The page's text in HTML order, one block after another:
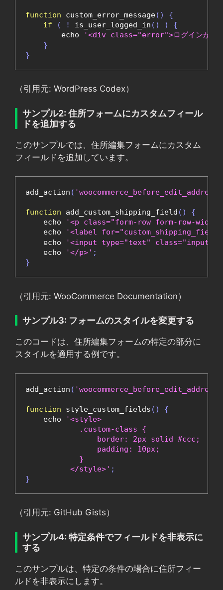
function custom_error_message()
{
if
( ! is_user_logged_in () )
{
        echo
'<div class="error">ログインが必
}
}
（引用元: WordPress Codex）
サンプル2: 住所フォームにカスタムフィール
ドを追加する
このサンプルでは、住所編集フォームにカスタム
フィールドを追加しています。
add_action (
function add_custom_shipping_field ()
{
    echo
'<p class="form-row form-row-
    echo
'<label for="custom_shipping_field">
    echo
'<input type="text" class="input-
    echo
'</p>' ;
}
（引用元: WooCommerce Documentation）
サンプル3: フォームのスタイルを変更する
このコードは、住所編集フォームの特定の部分に
スタイルを適用する例です。
add_action (
function style_custom_fields ()
{
    echo
'<style>
            .custom-class {
                border: 2px solid #ccc;
                padding: 10px;
            }
          </style>'
;
}
（引用元: GitHub Gists）
サンプル4: 特定条件でフィールドを非表示に
する
このサンプルは、特定の条件の場合に住所フィー
ルドを非表示にします。